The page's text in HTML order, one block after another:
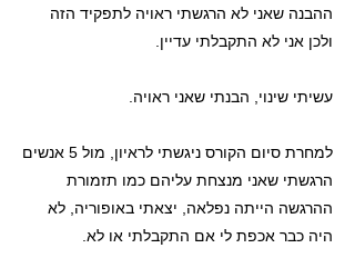
ההבנה שאני לא הרגשתי ראויה לתפקיד הזה
ולכן אני לא התקבלתי עדיין.
עשיתי שינוי, הבנתי שאני ראויה.
למחרת סיום הקורס ניגשתי לראיון, מול 5 אנשים
הרגשתי שאני מנצחת עליהם כמו תזמורת
ההרגשה הייתה נפלאה, יצאתי באופוריה, לא
היה כבר אכפת לי אם התקבלתי או לא.